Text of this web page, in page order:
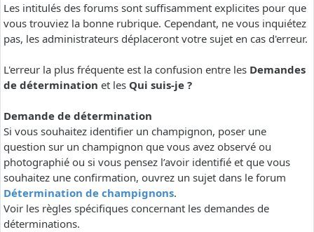
Les intitulés des forums sont suffisamment explicites pour que
vous trouviez la bonne rubrique. Cependant, ne vous inquiétez
pas, les administrateurs déplaceront votre sujet en cas d'erreur.
L'erreur la plus fréquente est la confusion entre les Demandes
de détermination et les Qui suis-je ?
Demande de détermination
Si vous souhaitez identifier un champignon, poser une
question sur un champignon que vous avez observé ou
photographié ou si vous pensez l’avoir identifié et que vous
souhaitez une confirmation, ouvrez un sujet dans le forum
Détermination de champignons.
Voir les règles spécifiques concernant les demandes de
déterminations.